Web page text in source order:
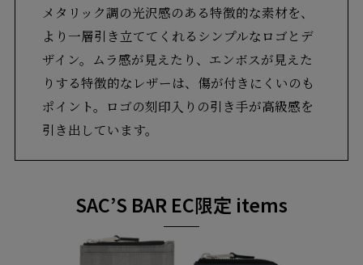
メタリック調の光沢感のある特徴的な素材を、
より一層引き立ててくれるシンプルなロゴとデ
ザイン。ムラ感が見えたり、エンボスが見えた
りする特徴的なレザーは、傷が付きにくいのも
ポイント。ロゴの刻印入りの引き手が高級感を
引き出しています。
SAC’S BAR EC限定 items